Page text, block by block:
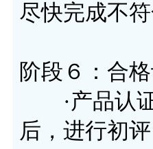
尽快完成不
阶段６：合
·产品认证
后，进行初